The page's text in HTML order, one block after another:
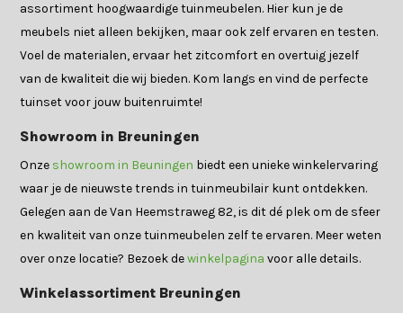
assortiment hoogwaardige tuinmeubelen. Hier kun je de
meubels niet alleen bekijken, maar ook zelf ervaren en testen.
Voel de materialen, ervaar het zitcomfort en overtuig jezelf
van de kwaliteit die wij bieden. Kom langs en vind de perfecte
tuinset voor jouw buitenruimte!
Showroom in Breuningen
Onze showroom in Beuningen biedt een unieke winkelervaring
waar je de nieuwste trends in tuinmeubilair kunt ontdekken.
Gelegen aan de Van Heemstraweg 82, is dit dé plek om de sfeer
en kwaliteit van onze tuinmeubelen zelf te ervaren. Meer weten
over onze locatie? Bezoek dewinkelpagina voor alle details.
Winkelassortiment Breuningen